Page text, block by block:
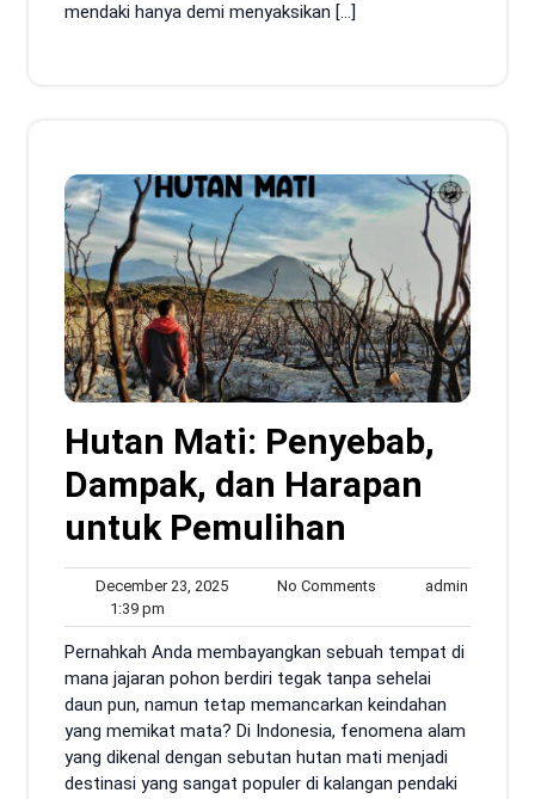
mendaki hanya demi menyaksikan […]
Hutan Mati: Penyebab,
Dampak, dan Harapan
untuk Pemulihan
December 23, 2025December
2025
No Comments admin
1:39 pm
pm
Pernahkah Anda membayangkan sebuah tempat di
mana jajaran pohon berdiri tegak tanpa sehelai
daun pun, namun tetap memancarkan keindahan
yang memikat mata? Di Indonesia, fenomena alam
yang dikenal dengan sebutan hutan mati menjadi
destinasi yang sangat populer di kalangan pendaki